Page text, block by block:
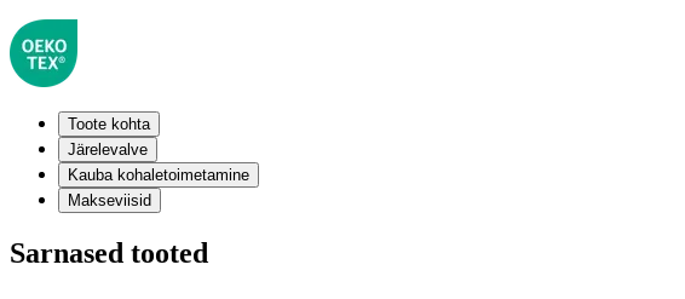
Toote kohta
Järelevalve
Kauba kohaletoimetamine
Makseviisid
Sarnased tooted